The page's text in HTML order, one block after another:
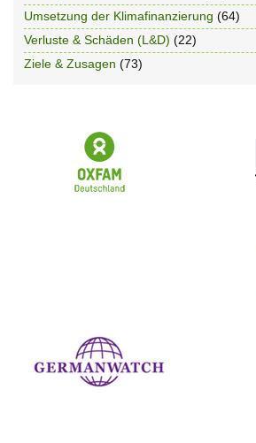
Umsetzung der Klimafinanzierung (64)
Verluste & Schäden (L&D) (22)
Ziele & Zusagen (73)